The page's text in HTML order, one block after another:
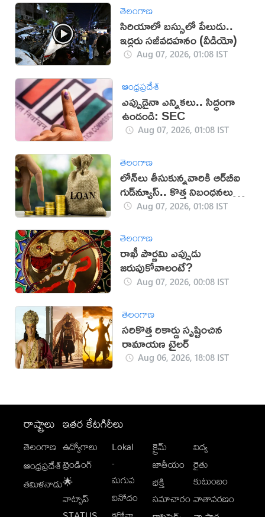
తెలంగాణ
సిరియాలో బస్సులో పేలుడు..
ఇద్దరు సజీవదహనం (వీడియో)
Aug 07, 2026, 01:08 IST
ఆంధ్రప్రదేశ్
ఎప్పుడైనా ఎన్నికలు.. సిద్ధంగా
ఉండండి: SEC
Aug 07, 2026, 01:08 IST
తెలంగాణ
లోన్‌లు తీసుకున్నవారికి ఆర్‌బీఐ
గుడ్‌న్యూస్.. కొత్త నిబంధనలు
విడుదలAug 07, 2026, 01:08 IST
తెలంగాణ
రాఖీ పౌర్ణమి ఎప్పుడు
జరుపుకోవాలంటే?
Aug 07, 2026, 00:08 IST
తెలంగాణ
సరికొత్త రికార్డు సృష్టించిన
రామాయణ ట్రైలర్‌
Aug 06, 2026, 18:08 IST
రాష్ట్రాలు
తెలంగాణ
ఆంధ్రప్రదేశ్
తమిళనాడు
ఇతర కేటగిరీలు
ఉద్యోగాలు
ట్రెండింగ్
🌟
వాట్సాప్
Lokal
-
మగువ
వినోదం
క్రైమ్
జాతీయం
భక్తి
సమాచారం
విద్య
రైతు
కుటుంబం
వాతావరణం